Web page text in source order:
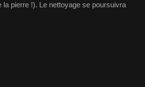
pierre !). Le nettoyage se poursuivra